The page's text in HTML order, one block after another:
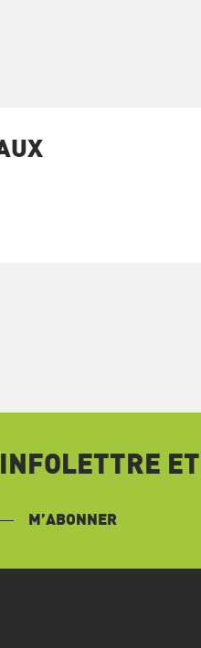
M’ABONNER